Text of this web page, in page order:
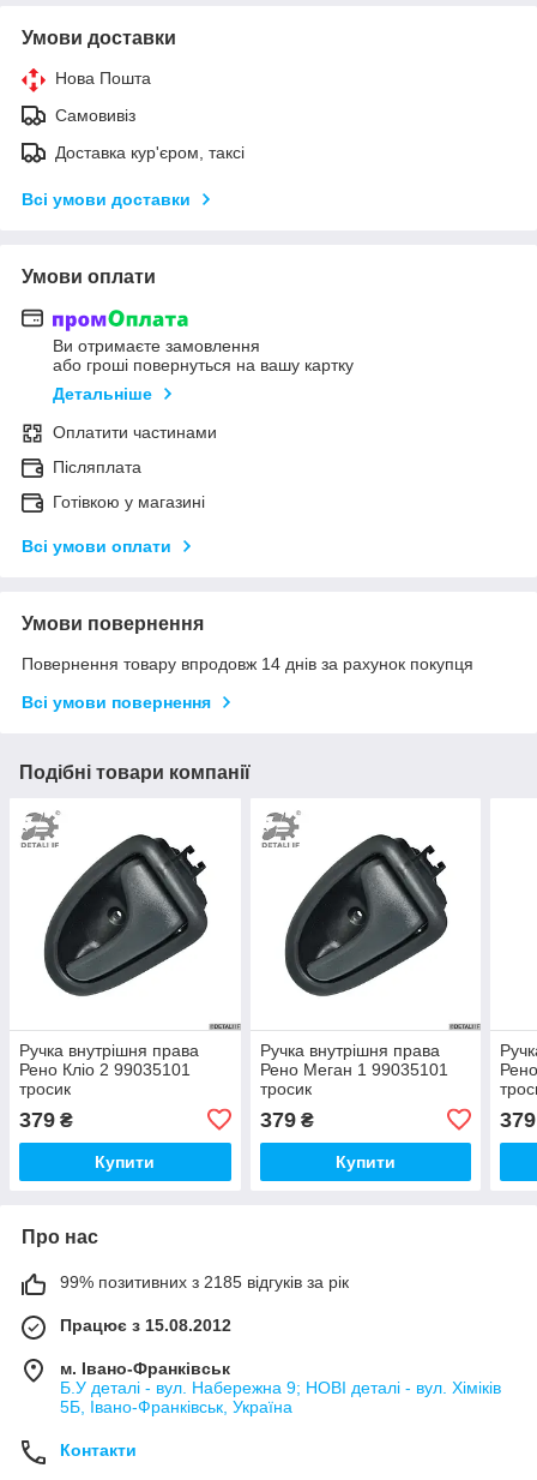
Умови доставки
Нова Пошта
Самовивіз
Доставка кур'єром, таксі
Всі умови доставки
Умови оплати
Ви отримаєте замовлення
або гроші повернуться на вашу картку
Детальніше
Оплатити частинами
Післяплата
Готівкою у магазині
Всі умови оплати
Умови повернення
Повернення товару впродовж 14 днів за рахунок покупця
Всі умови повернення
Подібні товари компанії
Ручка внутрішня права
Рено Кліо 2 99035101
тросик
379 ₴
Купити
Ручка внутрішня права
Рено Меган 1 99035101
тросик
379₴
Купити
379
Про нас
99% позитивних з 2185 відгуків за рік
Працює з 15.08.2012
м. Івано-Франківськ
Б.У деталі - вул. Набережна 9; НОВІ деталі - вул. Хіміків
5Б, Івано-Франківськ, Україна
Контакти